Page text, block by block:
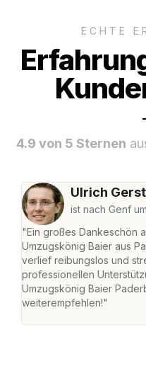
ECHTE
4.9 von 5 Sternen
Ulrich
ist nach Genf
"Ein großes Dankeschön
Umzugskönig Baier aus
verlief reibungslos und
professionellen
Umzugskönig Baier
weiterempfehlen!"